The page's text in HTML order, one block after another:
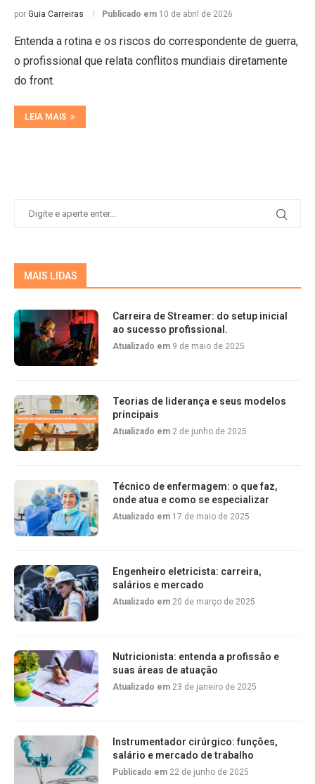
por Guia Carreiras Publicado em 10 de abril de 2026
Entenda a rotina e os riscos do correspondente de guerra,
o profissional que relata conflitos mundiais diretamente
do front.
LEIA MAIS
MAIS LIDAS
Carreira de Streamer: do setup inicial
ao sucesso profissional.
Atualizado em 9 de maio de 2025
Teorias de liderança e seus modelos
principais
Atualizado em 2 de junho de 2025
Técnico de enfermagem: o que faz,
onde atua e como se especializar
Atualizado em 17 de maio de 2025
Engenheiro eletricista: carreira,
salários e mercado
Atualizado em 20 de março de 2025
Nutricionista: entenda a profissão e
suas áreas de atuação
Atualizado em 23 de janeiro de 2025
Instrumentador cirúrgico: funções,
salário e mercado de trabalho
Publicado em 22 de junho de 2025